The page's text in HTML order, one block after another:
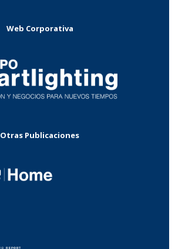
Web Corporativa
Otras Publicaciones